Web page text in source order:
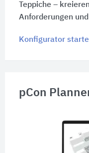
Teppiche –
Anforderungen
Konfigurator
pCon